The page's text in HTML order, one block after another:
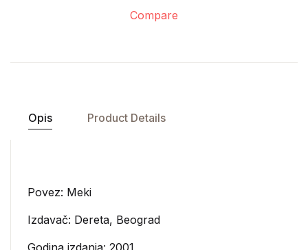
Compare
Opis Product Details
Povez: Meki
Izdavač: Dereta, Beograd
Godina izdanja: 2001